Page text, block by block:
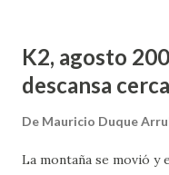
nivel, el K2? Yo creo
la altura, es la segunda
hay que escalar, y una
K2, agosto
descansa
De Mauricio Duque
La montaña se movió y